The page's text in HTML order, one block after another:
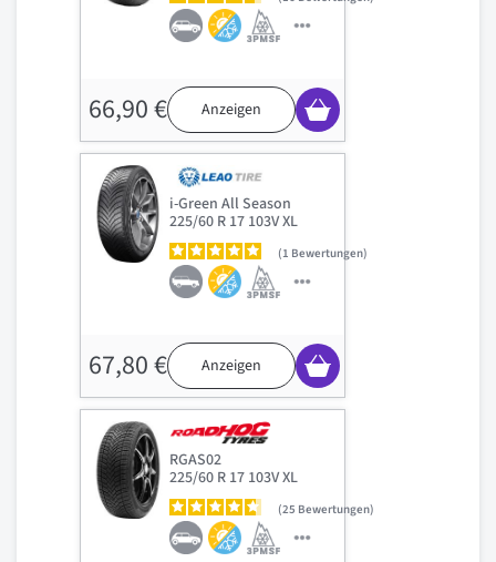
66,90 € Anzeigen
i-Green All Season
225/60 R 17 103V XL
1 Bewertungen
67,80 € Anzeigen
RGAS02
225/60 R 17 103V XL
25 Bewertungen